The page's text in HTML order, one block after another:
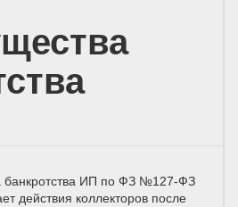
банкротства ИП по ФЗ №127-ФЗ
действия коллекторов после